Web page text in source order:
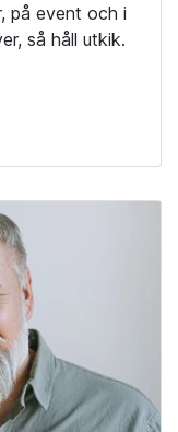
på event och i
så håll utkik.